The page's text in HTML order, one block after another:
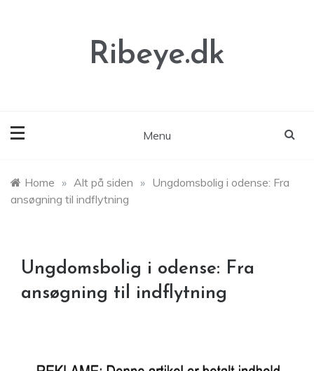
Ribeye.dk
Menu
Home » Alt på siden » Ungdomsbolig i odense: Fra
ansøgning til indflytning
Ungdomsbolig i odense: Fra
ansøgning til indflytning